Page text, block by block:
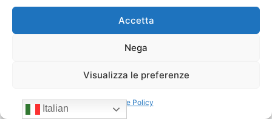
Accetta
Nega
Visualizza le preferenze
Cookie Policy
Negozi H24 nel mirino. Trapletti a
Bergamo TV: “I gestori H24 non
Italian